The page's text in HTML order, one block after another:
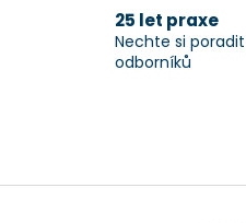
25 let praxe
Nechte si
odborníků